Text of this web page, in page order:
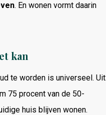
. En wonen vormt daarin
kan
te worden is universeel. Uit
75 procent van de 50-
huis blijven wonen.